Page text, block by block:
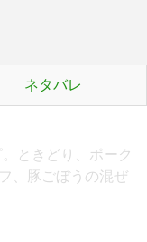
ネタバレ
ときどり、ポーク
、豚ごぼうの混ぜ